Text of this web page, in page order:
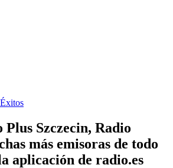
Éxitos
Plus Szczecin, Radio
más emisoras de todo
aplicación de radio.es